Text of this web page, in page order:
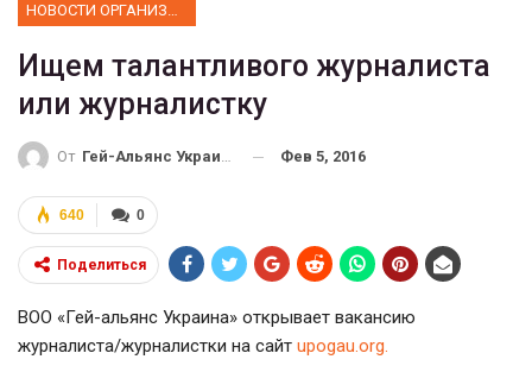
Ищем талантливого журналиста
или журналистку
От Гей-Альянс Украина Фев 5, 2016
0
640
Поделиться
ВОО «Гей-альянс Украина» открывает вакансию
журналиста/журналистки на сайт upogau.org.